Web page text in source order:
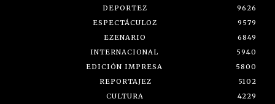
DEPORTEZ
9626
ESPECTÁCULOZ
9579
EZENARIO
6849
INTERNACIONAL
5940
EDICIÓN IMPRESA
5800
REPORTAJEZ
5102
CULTURA
4229